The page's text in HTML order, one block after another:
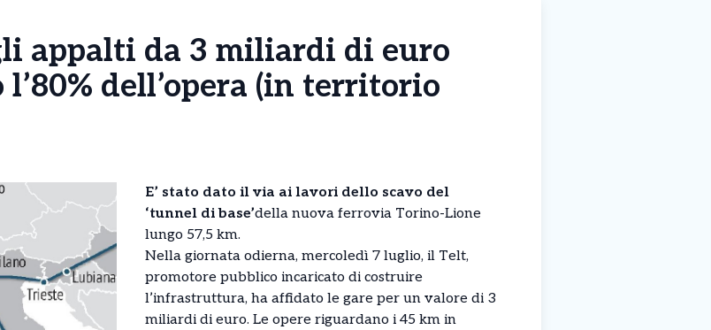
appalti da 3 miliardi di euro
dell’opera (in territorio
E’ stato dato il via ai lavori dello scavo del
‘tunnel di base’della nuova ferrovia Torino-Lione
lungo 57,5 km.
Nella giornata odierna, mercoledì 7 luglio, il Telt,
promotore pubblico incaricato di costruire
l’infrastruttura, ha affidato le gare per un valore di 3
miliardi di euro. Le opere riguardano i 45 km in